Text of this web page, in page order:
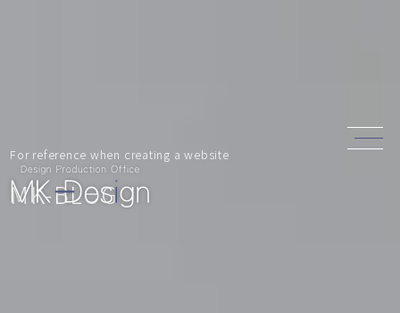
For reference when creating a website
MK-BLOG